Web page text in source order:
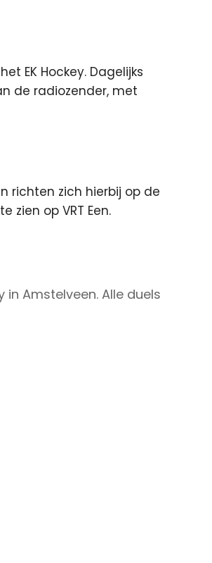
EK Hockey. Dagelijks
de radiozender, met
richten zich hierbij op de
zien op VRT Een.
Amstelveen. Alle duels